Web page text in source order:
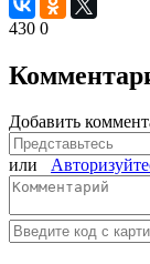
430 0
Добавить
или